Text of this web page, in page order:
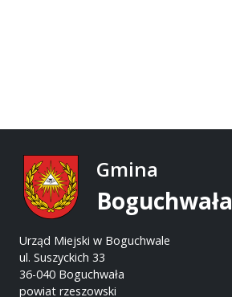
Gmina
Boguchwała
Urząd Miejski w Boguchwale
ul. Suszyckich 33
36-040 Boguchwała
powiat rzeszowski